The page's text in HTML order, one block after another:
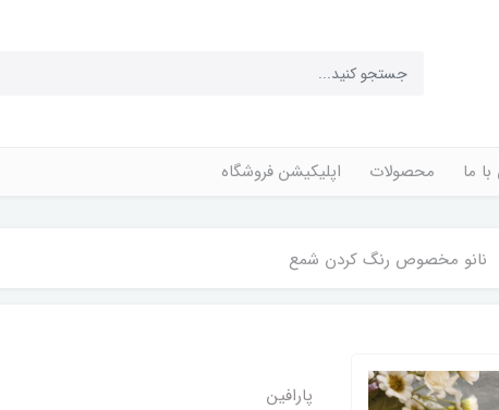
ما محصولات اپلیکیشن فروشگاه
نانو مخصوص رنگ کردن شمع
پارافین